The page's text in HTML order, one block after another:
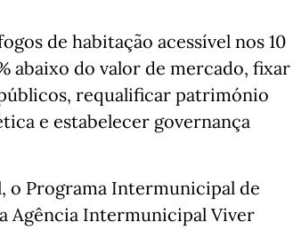
de habitação acessível nos 10
abaixo do valor de mercado, fixar
requalificar património
e estabelecer governança
o Programa Intermunicipal de
Agência Intermunicipal Viver